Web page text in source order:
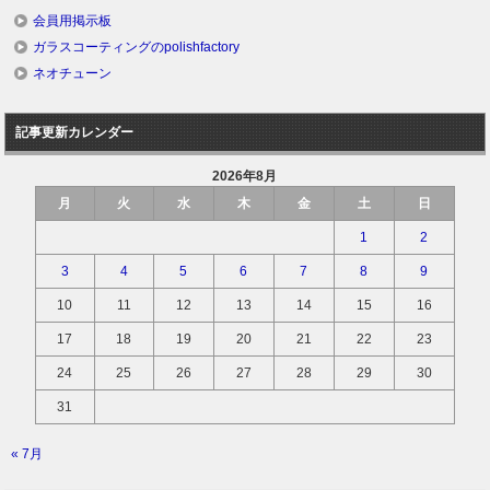
会員用掲示板
ガラスコーティングのpolishfactory
ネオチューン
記事更新カレンダー
2026年8月
月
火 水 木 金 土 日
1 2
3 4 5 6 7 8 9
10 11 12 13 14 15 16
17 18 19 20 21 22 23
24 25 26 27 28 29 30
31
« 7月